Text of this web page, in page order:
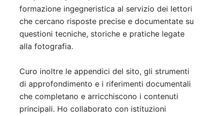
formazione ingegneristica al servizio dei lettori
che cercano risposte precise e documentate su
questioni tecniche, storiche e pratiche legate
alla fotografia.
Curo inoltre le appendici del sito, gli strumenti
di approfondimento e i riferimenti documentali
che completano e arricchiscono i contenuti
principali. Ho collaborato con istituzioni